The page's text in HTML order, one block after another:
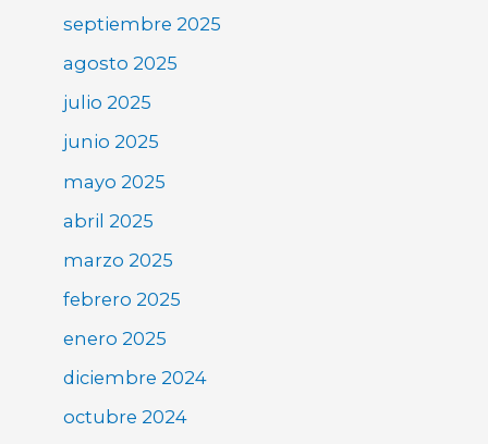
septiembre 2025
agosto 2025
julio 2025
junio 2025
mayo 2025
abril 2025
marzo 2025
febrero 2025
enero 2025
diciembre 2024
octubre 2024